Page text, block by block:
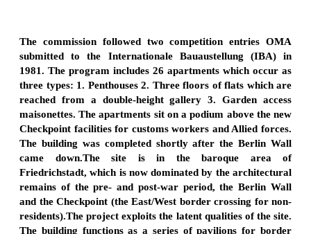
The commission followed two competition entries OMA
submitted to the Internationale Bauaustellung (IBA) in
1981. The program includes 26 apartments which occur as
three types: 1. Penthouses 2. Three floors of flats which are
reached from a double-height gallery 3. Garden access
maisonettes. The apartments sit on a podium above the new
Checkpoint facilities for customs workers and Allied forces.
The building was completed shortly after the Berlin Wall
came down.The site is in the baroque area of
Friedrichstadt, which is now dominated by the architectural
remains of the pre- and post-war period, the Berlin Wall
and the Checkpoint (the East/West border crossing for non-
residents).The project exploits the latent qualities of the site.
The building functions as a series of pavilions for border